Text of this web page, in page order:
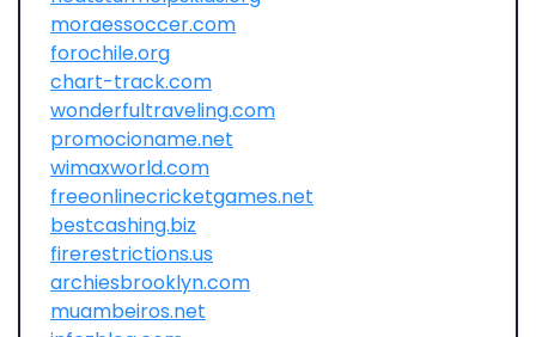
moraessoccer.com
forochile.org
chart-track.com
wonderfultraveling.com
promocioname.net
wimaxworld.com
freeonlinecricketgames.net
bestcashing.biz
firerestrictions.us
archiesbrooklyn.com
muambeiros.net